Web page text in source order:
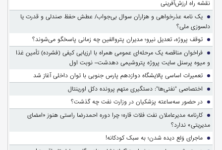
نقشه راه ارزش‌آفرینی
یک نامه عذرخواهی و هزاران سوال بی‌جواب/ عطش حفظ صندلی و قدرت یا
دلسوزی ملی؟
توقف پروژه، تعدیل نیرو؛ مدیران پتروالفین چه زمانی پاسخگو می‌شوند؟
فراخوان مناقصه یک مرحله‌ای عمومی همراه با ارزیابی کیفی (فشرده) تأمین غذا
و میوه پرسنل سایت پروژه پتروشیمی دهدشت– نوبت اول
تعمیرات اساسی پالایشگاه دوازدهم پارس جنوبی با توان داخلی آغاز شد
اختصاصی "نفتی‌ها": دستگیری متهم پرونده دکل اورینتال
در حضور سه‌ساعته پزشکیان در وزارت نفت چه گذشت؟
کارنامه مدیرعاملان نفت فلات قاره؛ چرا دوره احمدرضا راستی هنوز «امضای
مدیریتی» ندارد؟
ماجرای وَلع دیده شدن؛ به سبک کودکانه!